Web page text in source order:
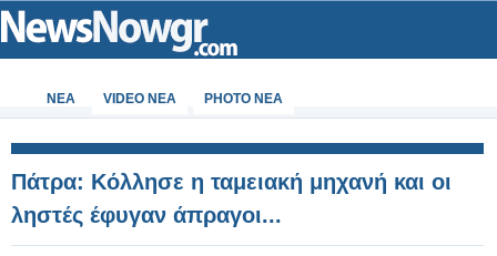
ΝΕΑ VIDEO NEA PHOTO NEA
Πάτρα: Κόλλησε η ταμειακή μηχανή και οι
ληστές έφυγαν άπραγοι...